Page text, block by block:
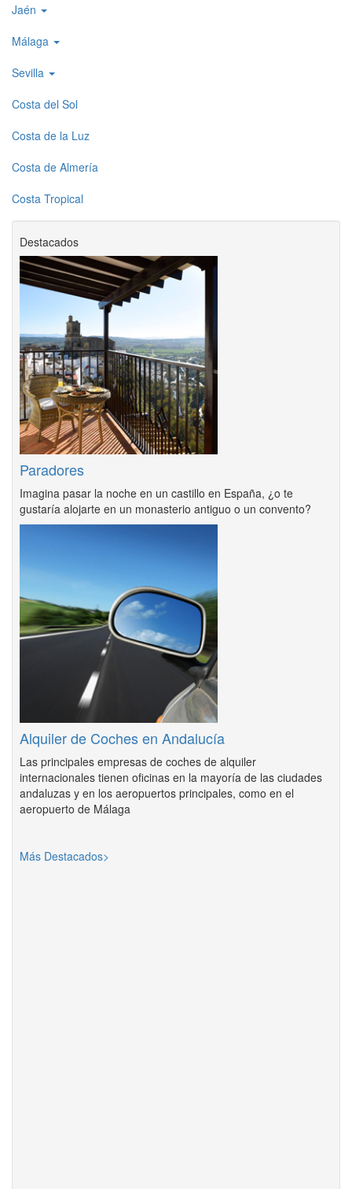
Jaén
Málaga
Sevilla
Costa del Sol
Costa de la Luz
Costa de Almería
Costa Tropical
Destacados
Paradores
Imagina pasar la noche en un castillo en España, ¿o te
gustaría alojarte en un monasterio antiguo o un convento?
Alquiler de Coches en Andalucía
Las principales empresas de coches de alquiler
internacionales tienen oficinas en la mayoría de las ciudades
andaluzas y en los aeropuertos principales, como en el
aeropuerto de Málaga
Más Destacados>